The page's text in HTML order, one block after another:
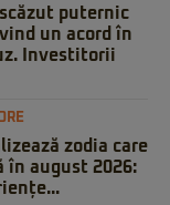
puternic
un acord în
Investitorii
zodia care
în august 2026: